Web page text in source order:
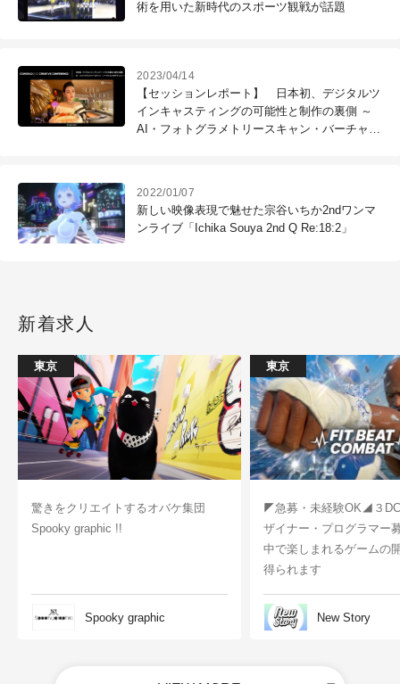
術を用いた新時代のスポーツ観戦が話題
2023/04/14
【セッションレポート】 日本初、デジタルツ
インキャスティングの可能性と制作の裏側 ～
AI・フォトグラメトリースキャン・バーチャル
2022/01/07
新しい映像表現で魅せた宗谷いちか2ndワンマ
ンライブ「Ichika Souya 2nd Q Re:18:2」
新着求人
東京
驚きをクリエイトするオバケ集団
Spooky graphic !!
Spooky graphic
東京
◤急募・未経験OK◢３
ザイナー・プログラマー
中で楽しまれるゲームの
得られます
New Story